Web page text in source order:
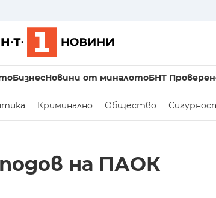
БизнесНовини от миналотоБНТ
Криминално Общество
на ПАОК